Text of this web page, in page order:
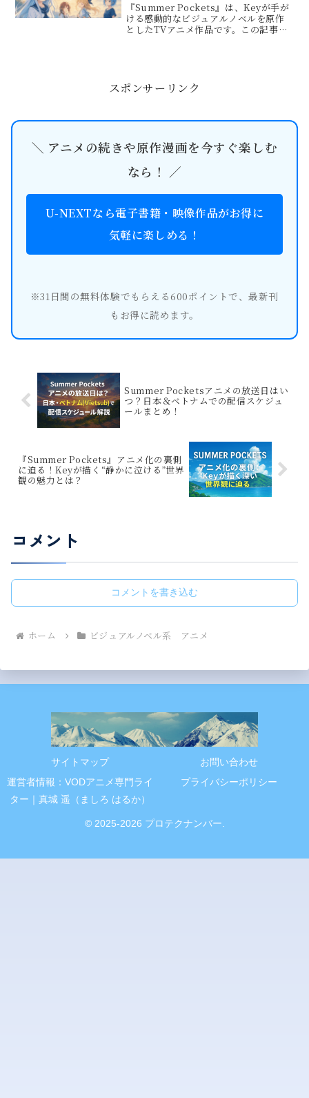
『Summer Pockets』は、Keyが手が
ける感動的なビジュアルノベルを原作
としたTVアニメ作品です。この記事で
スポンサーリンク
＼ アニメの続きや原作漫画を今すぐ楽しむ
なら！ ／
U-NEXTなら電子書籍・映像作品がお得に
気軽に楽しめる！
※31日間の無料体験でもらえる600ポイントで、最新刊
もお得に読めます。
Summer Pocketsアニメの放送日はい
つ？日本＆ベトナムでの配信スケジュ
ールまとめ！
『Summer Pockets』アニメ化の裏側
に迫る！Keyが描く“静かに泣ける”世界
観の魅力とは？
コメント
コメントを書き込む
ホーム ビジュアルノベル系 アニメ
サイトマップ
お問い合わせ
運営者情報：VODアニメ専門ライ
ター｜真城 遥（ましろ はるか）
プライバシーポリシー
© 2025-2026 プロテクナンバー.